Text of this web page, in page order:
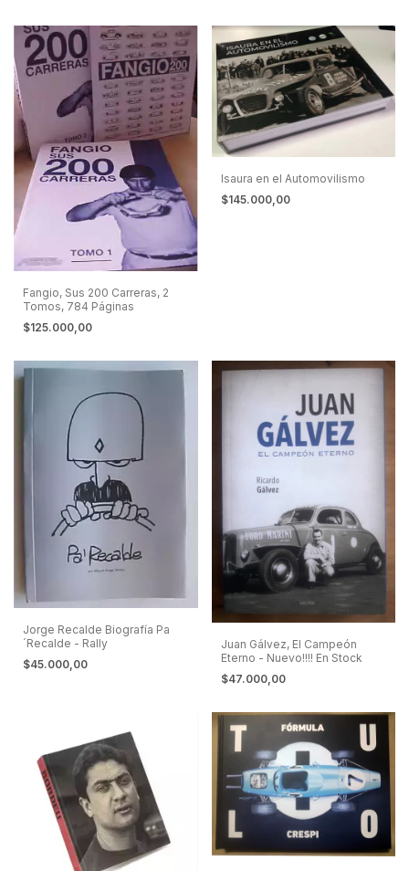
Fangio, Sus 200 Carreras, 2
Tomos, 784 Páginas
$125.000,00
Isaura en el Automovilismo
$145.000,00
Jorge Recalde Biografía Pa
´Recalde - Rally
$45.000,00
Juan Gálvez, El Campeón
Eterno - Nuevo!!!! En Stock
$47.000,00